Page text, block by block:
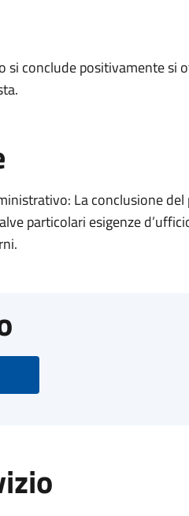
conclude positivamente si
La conclusione
particolari esigenze